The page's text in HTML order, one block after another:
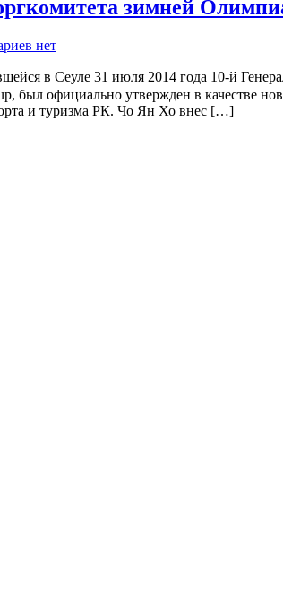
зимней
нет
в Сеуле 31 июля 2014 года 10-й
был официально утвержден в качестве
и туризма РК. Чо Ян Хо внес […]